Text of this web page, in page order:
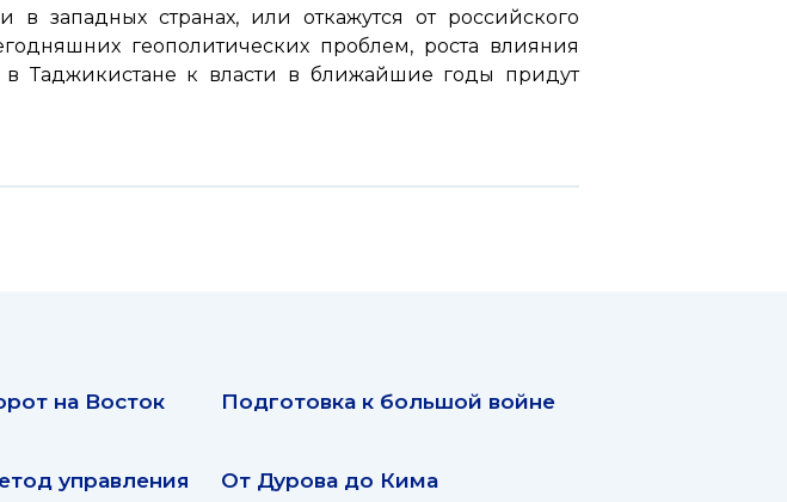
западных странах, или откажутся от российского
геополитических проблем, роста влияния
Таджикистане к власти в ближайшие годы придут
на Восток Подготовка к большой войне
управления От Дурова до Кима